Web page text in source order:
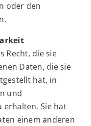
oder den
Recht, die sie
Daten, die sie
hat, in
und
erhalten. Sie hat
einem anderen